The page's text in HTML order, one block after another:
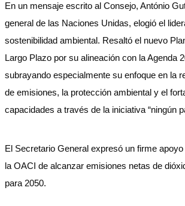
En un mensaje escrito al Consejo, António
general de las Naciones Unidas, elogió el
sostenibilidad ambiental. Resaltó el nuevo
Largo Plazo por su alineación con la Agenda
subrayando especialmente su enfoque en la
de emisiones, la protección ambiental y el
capacidades a través de la iniciativa “ningún
El Secretario General expresó un firme
la OACI de alcanzar emisiones netas de
para 2050.